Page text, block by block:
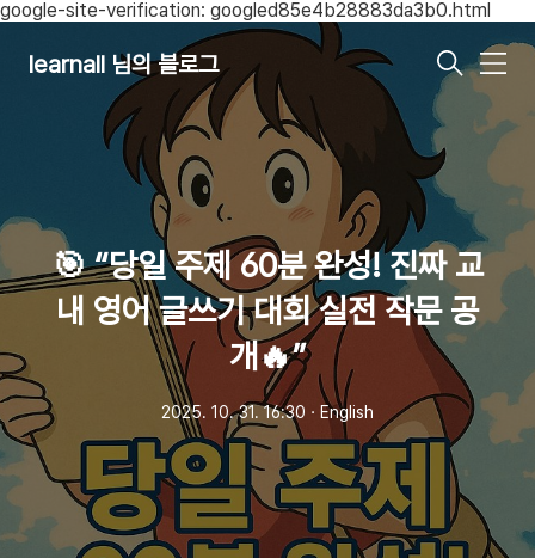
google-site-verification: googled85e4b28883da3b0.html
learnall 님의 블로그
메
🎯 “당일 주제 60분 완성! 진짜 교
내 영어 글쓰기 대회 실전 작문 공
개🔥”
2025. 10. 31. 16:30 ㆍ English